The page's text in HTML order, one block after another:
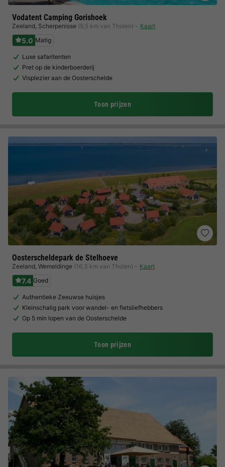
Vodatent Camping Gorishoek
Zeeland, Scherpenisse (9,5 km van Tholen) Kaart
5.0 Matig
Luxe safaritenten
Pret op de kinderboerderij
Visplezier aan de Oosterschelde
Toon prijzen
Oosterscheldepark de Stelhoeve
Zeeland, Wemeldinge (16,3 km van Tholen) Kaart
7.4 Goed
Authentieke Zeeuwse huisjes
Kleinschalig park voor wandel- en fietsliefhebbers
Op 5 min lopen van de Oosterschelde
Toon prijzen